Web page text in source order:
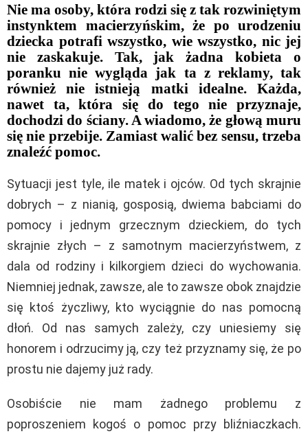
Nie ma osoby, która rodzi się z tak rozwiniętym
instynktem macierzyńskim, że po urodzeniu
dziecka potrafi wszystko, wie wszystko, nic jej
nie zaskakuje. Tak, jak żadna kobieta o
poranku nie wygląda jak ta z reklamy, tak
również nie istnieją matki idealne. Każda,
nawet ta, która się do tego nie przyznaje,
dochodzi do ściany. A wiadomo, że głową muru
się nie przebije. Zamiast walić bez sensu, trzeba
znaleźć pomoc.
Sytuacji jest tyle, ile matek i ojców. Od tych skrajnie
dobrych – z nianią, gosposią, dwiema babciami do
pomocy i jednym grzecznym dzieckiem, do tych
skrajnie złych – z samotnym macierzyństwem, z
dala od rodziny i kilkorgiem dzieci do wychowania.
Niemniej jednak, zawsze, ale to zawsze obok znajdzie
się ktoś życzliwy, kto wyciągnie do nas pomocną
dłoń. Od nas samych zależy, czy uniesiemy się
honorem i odrzucimy ją, czy też przyznamy się, że po
prostu nie dajemy już rady.
Osobiście nie mam żadnego problemu z
poproszeniem kogoś o pomoc przy bliźniaczkach.